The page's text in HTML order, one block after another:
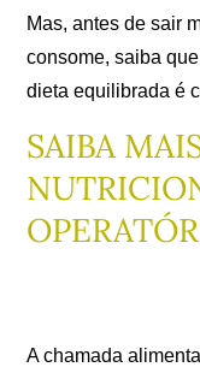
Mas, antes de sair
consome, saiba
dieta equilibrada é
SAIBA
A chamada